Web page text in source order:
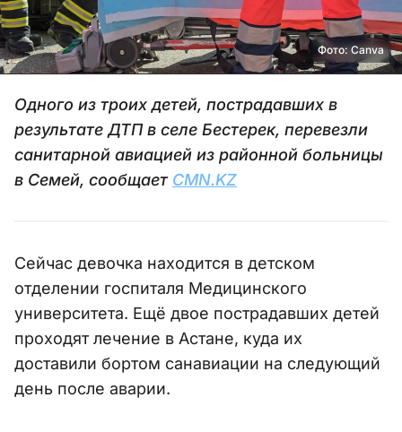
Фото: Canva
Одного из троих детей, пострадавших в
результате ДТП в селе Бестерек, перевезли
санитарной авиацией из районной больницы
в Семей, сообщает CMN.KZ
Сейчас девочка находится в детском
отделении госпиталя Медицинского
университета. Ещё двое пострадавших детей
проходят лечение в Астане, куда их
доставили бортом санавиации на следующий
день после аварии.